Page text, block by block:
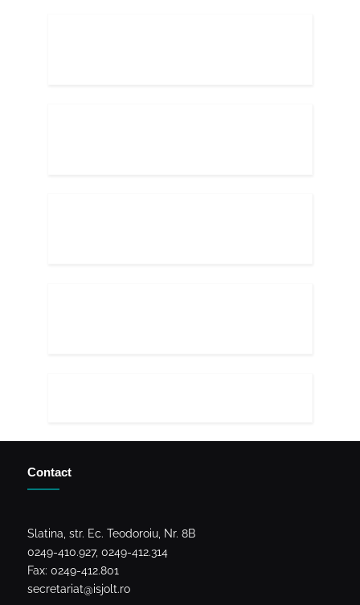
Contact
Slatina, str. Ec. Teodoroiu, Nr. 8B
0249-410.927, 0249-412.314
Fax: 0249-412.801
secretariat@isjolt.ro